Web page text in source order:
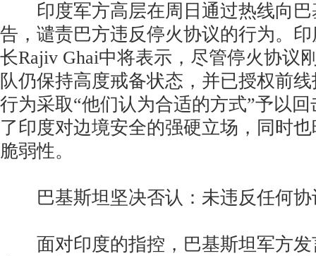
印度军方高层在周日通过热线向巴
告，谴责巴方违反停火协议的行为。
长Rajiv Ghai中将表示，尽管停火协议
队仍保持高度戒备状态，并已授权前
行为采取“他们认为合适的方式”予以
了印度对边境安全的强硬立场，同时
脆弱性。
巴基斯坦坚决否认：未违反任何协
面对印度的指控，巴基斯坦军方发